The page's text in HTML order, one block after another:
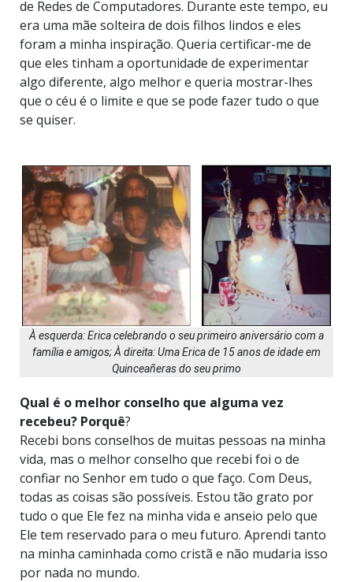
de Redes de Computadores. Durante este tempo, eu
era uma mãe solteira de dois filhos lindos e eles
foram a minha inspiração. Queria certificar-me de
que eles tinham a oportunidade de experimentar
algo diferente, algo melhor e queria mostrar-lhes
que o céu é o limite e que se pode fazer tudo o que
se quiser.
À esquerda: Erica celebrando o seu primeiro aniversário com a
família e amigos; À direita: Uma Erica de 15 anos de idade em
Quinceañeras do seu primo
Qual é o melhor conselho que alguma vez
recebeu? Porquê?
Recebi bons conselhos de muitas pessoas na minha
vida, mas o melhor conselho que recebi foi o de
confiar no Senhor em tudo o que faço. Com Deus,
todas as coisas são possíveis. Estou tão grato por
tudo o que Ele fez na minha vida e anseio pelo que
Ele tem reservado para o meu futuro. Aprendi tanto
na minha caminhada como cristã e não mudaria isso
por nada no mundo.